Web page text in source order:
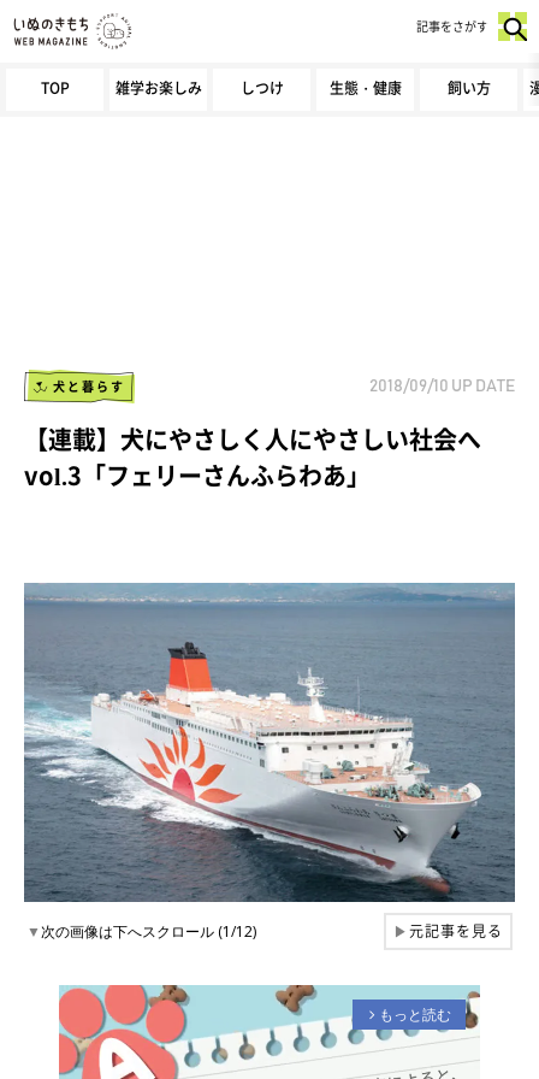
TOP 雑学お楽しみ しつけ 生態・健康 飼い方
記事をさがす
犬と暮らす 2018/09/10 UP DATE
【連載】犬にやさしく人にやさしい社会へ
vol.3「フェリーさんふらわあ」
▼次の画像は下へスクロール (1/12) ▶元記事を見る
arrow_forward_ios もっと読む